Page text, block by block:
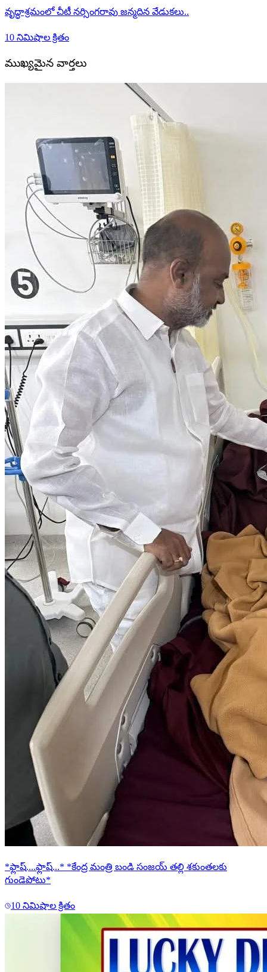
వృద్ధాశ్రమంలో చీటీ నర్సింగరావు జన్మదిన వేడుకలు..
10 నిమిషాల క్రితం
ముఖ్యమైన వార్తలు
*ఫ్లాష్....ఫ్లాష్...* *కేంద్ర మంత్రి బండి సంజయ్ తల్లి శకుంతలకు
గుండెపోటు*
10 నిమిషాల క్రితం